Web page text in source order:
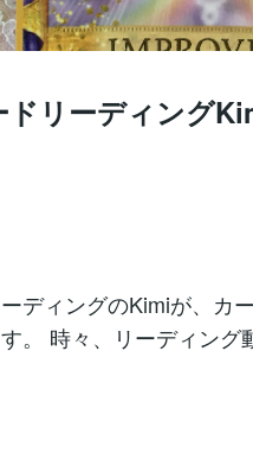
ドリーディング
ディングのKimiが、カ
。 時々、リーディング